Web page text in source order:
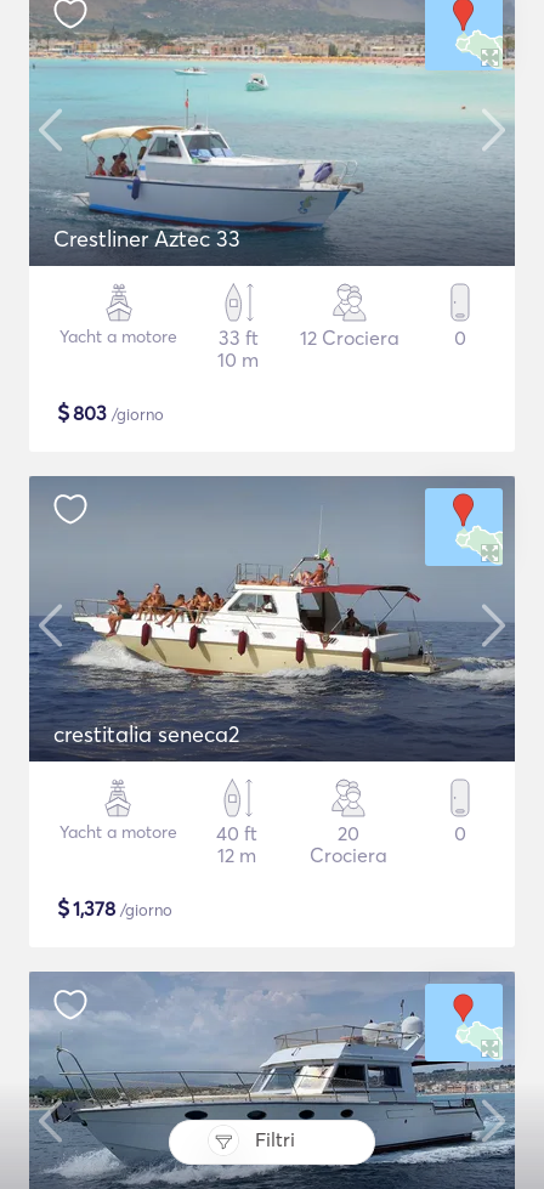
Filtri
Crestliner Aztec 33
Yacht a motore
33 ft
10 m
12 Crociera 0
$803 /giorno
crestitalia seneca2
Yacht a motore
40 ft
12 m
20
Crociera
0
$1,378 /giorno